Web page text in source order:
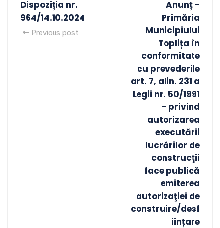
Dispoziția nr.
964/14.10.2024
Previous post
Anunț –
Primăria
Municipiului
Toplița în
conformitate
cu prevederile
art. 7, alin. 231 a
Legii nr. 50/1991
– privind
autorizarea
executării
lucrărilor de
construcţii
face publică
emiterea
autorizaţiei de
construire/desf
iințare